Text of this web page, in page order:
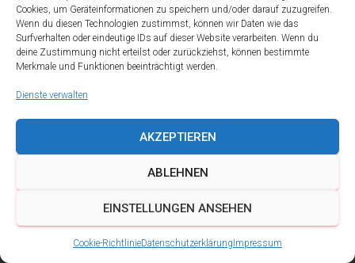
Cookies, um Geräteinformationen zu speichern und/oder darauf zuzugreifen.
Wenn du diesen Technologien zustimmst, können wir Daten wie das
Surfverhalten oder eindeutige IDs auf dieser Website verarbeiten. Wenn du
deine Zustimmung nicht erteilst oder zurückziehst, können bestimmte
Merkmale und Funktionen beeinträchtigt werden.
Dienste verwalten
AKZEPTIEREN
ABLEHNEN
EINSTELLUNGEN ANSEHEN
Cookie-RichtlinieDatenschutzerklärung Impressum